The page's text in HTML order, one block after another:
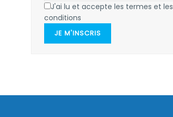
J'ai lu et accepte les termes et les
conditions
JE M'INSCRIS